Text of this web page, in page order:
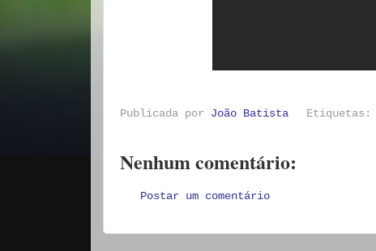
Publicada por João Batista Etiquetas:
Nenhum comentário:
Postar um comentário